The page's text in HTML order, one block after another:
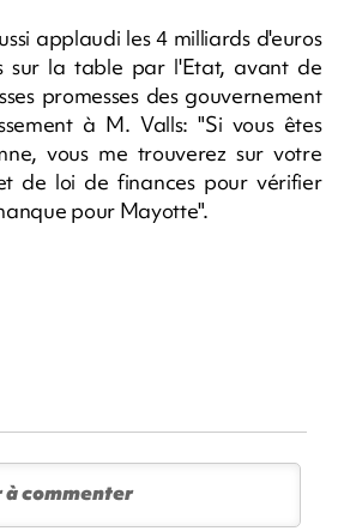
applaudi les 4 milliards d'euros
sur la table par l'Etat, avant de
promesses des gouvernement
à M. Valls: "Si vous êtes
vous me trouverez sur votre
de loi de finances pour vérifier
pour Mayotte".